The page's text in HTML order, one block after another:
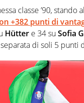
classe ’90,
+382 puntidi
Hütter e 34 su Sofia
separata di soli 5 punti